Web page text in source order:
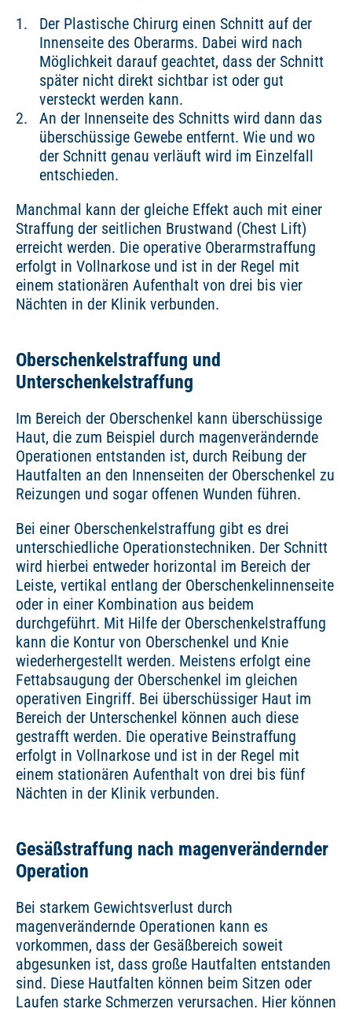
Der Plastische Chirurg einen Schnitt auf der
Innenseite des Oberarms. Dabei wird nach
Möglichkeit darauf geachtet, dass der Schnitt
später nicht direkt sichtbar ist oder gut
versteckt werden kann.
An der Innenseite des Schnitts wird dann das
überschüssige Gewebe entfernt. Wie und wo
der Schnitt genau verläuft wird im Einzelfall
entschieden.
Manchmal kann der gleiche Effekt auch mit einer
Straffung der seitlichen Brustwand (Chest Lift)
erreicht werden. Die operative Oberarmstraffung
erfolgt in Vollnarkose und ist in der Regel mit
einem stationären Aufenthalt von drei bis vier
Nächten in der Klinik verbunden.
Oberschenkelstraffung und
Unterschenkelstraffung
Im Bereich der Oberschenkel kann überschüssige
Haut, die zum Beispiel durch magenverändernde
Operationen entstanden ist, durch Reibung der
Hautfalten an den Innenseiten der Oberschenkel zu
Reizungen und sogar offenen Wunden führen.
Bei einer Oberschenkelstraffung gibt es drei
unterschiedliche Operationstechniken. Der Schnitt
wird hierbei entweder horizontal im Bereich der
Leiste, vertikal entlang der Oberschenkelinnenseite
oder in einer Kombination aus beidem
durchgeführt. Mit Hilfe der Oberschenkelstraffung
kann die Kontur von Oberschenkel und Knie
wiederhergestellt werden. Meistens erfolgt eine
Fettabsaugung der Oberschenkel im gleichen
operativen Eingriff. Bei überschüssiger Haut im
Bereich der Unterschenkel können auch diese
gestrafft werden. Die operative Beinstraffung
erfolgt in Vollnarkose und ist in der Regel mit
einem stationären Aufenthalt von drei bis fünf
Nächten in der Klinik verbunden.
Gesäßstraffung nach magenverändernder
Operation
Bei starkem Gewichtsverlust durch
magenverändernde Operationen kann es
vorkommen, dass der Gesäßbereich soweit
abgesunken ist, dass große Hautfalten entstanden
sind. Diese Hautfalten können beim Sitzen oder
Laufen starke Schmerzen verursachen. Hier können